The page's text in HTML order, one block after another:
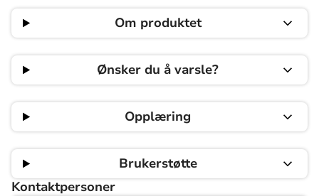
Om produktet
Ønsker du å varsle?
Opplæring
Brukerstøtte
Kontaktpersoner